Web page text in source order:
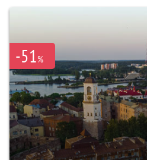
-51%